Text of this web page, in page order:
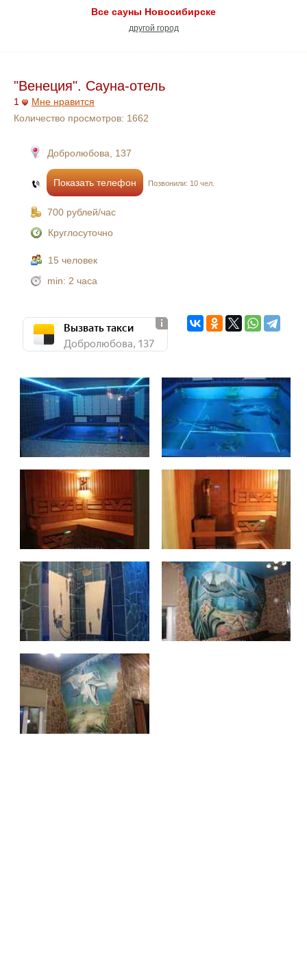
Все сауны Новосибирске
другой город
"Венеция". Сауна-отель
1
Мне нравится
Количество просмотров: 1662
Добролюбова, 137
Показать телефон Позвонили: 10 чел.
700 рублей/час
Круглосуточно
15 человек
min: 2 часа
Вызвать такси
Добролюбова, 137